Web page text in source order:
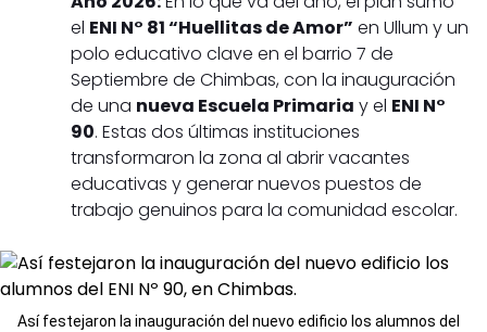
el ENI N° 81 “Huellitas de Amor” en Ullum y un
polo educativo clave en el barrio 7 de
Septiembre de Chimbas, con la inauguración
de una nueva Escuela Primaria y el ENI N°
90. Estas dos últimas instituciones
transformaron la zona al abrir vacantes
educativas y generar nuevos puestos de
trabajo genuinos para la comunidad escolar.
Así festejaron la inauguración del nuevo edificio los alumnos del